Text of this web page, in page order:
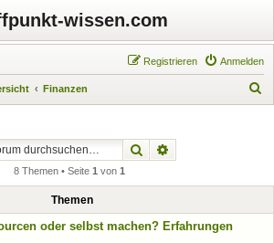
wissen.com
Anmelden
Registrieren
Finanzen
Suche
8 Themen • Seite 1 von 1
Themen
oder selbst machen? Erfahrungen